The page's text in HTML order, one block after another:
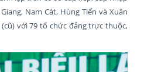
Nam Cát, Hùng Tiến và Xuân
với 79 tổ chức đảng trực thuộc,